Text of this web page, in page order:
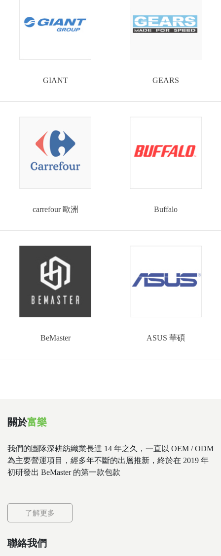
GIANT GEARS
carrefour 歐洲 Buffalo
BeMaster ASUS 華碩
關於富樂
我們的團隊深耕紡織業長達 14 年之久，一直以 OEM / ODM
為主要營運項目，經多年不斷的出層推新，終於在 2019 年
初研發出 BeMaster 的第一款包款
了解更多
聯絡我們